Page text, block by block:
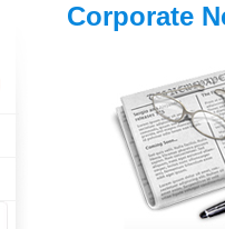
Corporate